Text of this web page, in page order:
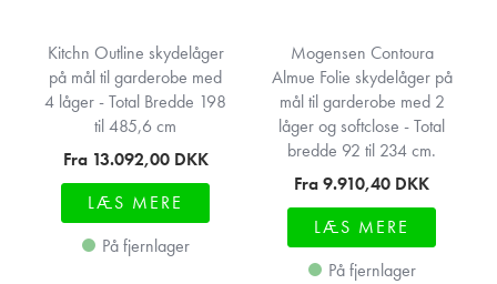
Kitchn Outline skydelåger
på mål til garderobe med
4 låger - Total Bredde 198
til 485,6 cm
Fra 13.092,00 DKK
LÆS MERE
På fjernlager
Mogensen Contoura
Almue Folie skydelåger på
mål til garderobe med 2
låger og softclose - Total
bredde 92 til 234 cm.
Fra 9.910,40 DKK
LÆS MERE
På fjernlager